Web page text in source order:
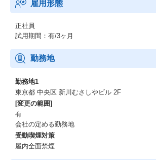
雇用形態
正社員
試用期間：有/3ヶ月
勤務地
勤務地1
東京都 中央区 新川むさしやビル 2F
[変更の範囲]
有
会社の定める勤務地
受動喫煙対策
屋内全面禁煙